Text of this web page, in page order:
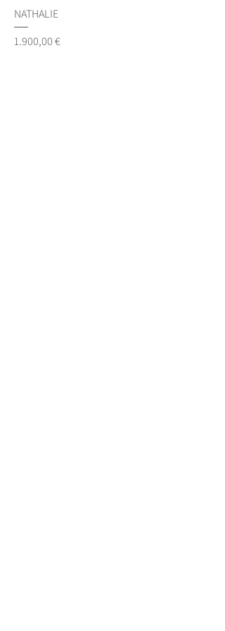
NATHALIE
Preis
1.900,00 €